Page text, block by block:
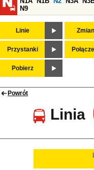
N9
Linie
Przystanki
Pobierz
Powrót
Linia